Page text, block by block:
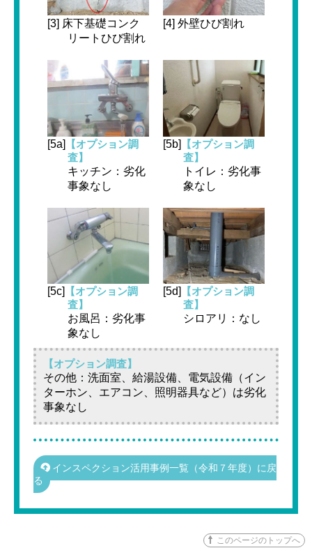
[3] 床下基礎コンク
リートひび割れ
[4] 外壁ひび割れ
[5a]
【オプション調
査】
キッチン：劣化
事象なし
[5b]
【オプション調
査】
トイレ：劣化事
象なし
[5c]
【オプション調
査】
お風呂：劣化事
象なし
[5d]
【オプション調
査】
シロアリ：なし
【オプション調査】
その他：洗面室、給湯設備、電気設備（イン
ターホン、エアコン、照明器具など）は劣化
事象なし
インスペクション活用事例一覧（令和７年度）に戻
る
このページのトップへ